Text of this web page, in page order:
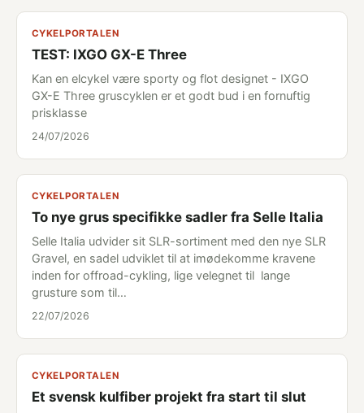
CYKELPORTALEN
TEST: IXGO GX-E Three
Kan en elcykel være sporty og flot designet - IXGO
GX-E Three gruscyklen er et godt bud i en fornuftig
prisklasse
24/07/2026
CYKELPORTALEN
To nye grus specifikke sadler fra Selle Italia
Selle Italia udvider sit SLR-sortiment med den nye SLR
Gravel, en sadel udviklet til at imødekomme kravene
inden for offroad-cykling, lige velegnet til lange
grusture som til…
22/07/2026
CYKELPORTALEN
Et svensk kulfiber projekt fra start til slut